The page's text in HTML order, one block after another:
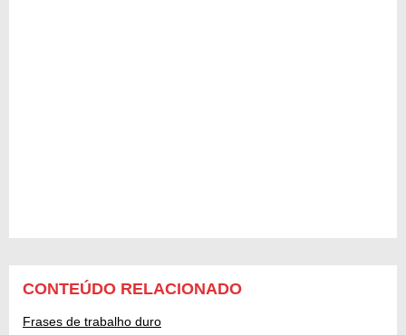
CONTEÚDO RELACIONADO
Frases de trabalho duro